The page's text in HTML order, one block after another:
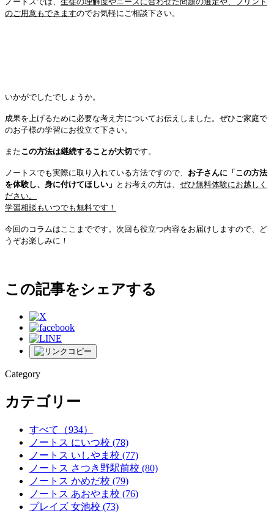
のご用意もできますのでお気軽にご相談下さい。
いかがでしたでしょうか。
成果を上げるために必要な考え方についてお伝えしました。ぜひご家庭で
のお子様の学習にお役立て下さい。
またこの方法は継続することが大切です。
ノートスでも実際に取り入れている方法ですので、 お子さんに「この方法
を体験し、身に付けてほしい」 とお考えの方は、 ぜひ無料体験にお越しく
ださい。
学習相談もいつでも無料です！
今回のコラムはここまでです。次回も役立つ内容をお届けしますので、ど
うぞお楽しみに！
この記事をシェアする
Category
カテゴリー
すべて
（934）
ノートス にいつ校 (78)
ノートス いしやま校 (77)
ノートス さつき野駅前校 (80)
ノートス かめだ校 (79)
ノートス あおやま校 (76)
プレイズ 女池校 (73)